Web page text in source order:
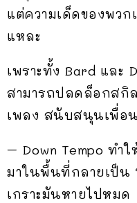
แต่ความเด็ดของพว
แหละ
เพราะทั้ง Bard และ
สามารถปลดล็อกสกิ
เพลง สนับสนุนเพื่อน
– Down Tempo ทำ
มาในพื้นที่กลายเป็น
เกราะมันหายไปหมด